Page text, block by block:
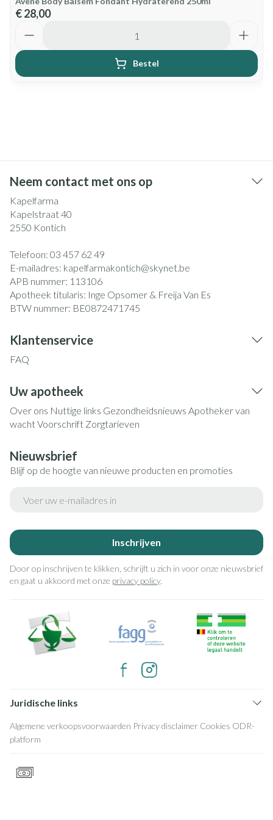
€ 28,00
Bestel
Neem contact met ons op
Kapelfarma
Kapelstraat 40
2550 Kontich
Telefoon: 03 457 62 49
E-mailadres: kapelfarmakontich@skynet.be
APB nummer: 113106
Apotheek titularis: Inge Opsomer & Freija Van Es
BTW nummer: BE0872471745
Klantenservice
FAQ
Uw apotheek
Over ons Nuttige links Gezondheidsnieuws Apotheker van
wachtVoorschrift Zorgtarieven
Nieuwsbrief
Blijf op de hoogte van nieuwe producten en promoties
Inschrijven
Door op inschrijven te klikken, schrijft u zich in voor onze nieuwsbrief
en gaat u akkoord met onze privacy policy.
Juridische links
Algemene verkoopsvoorwaarden Privacy disclaimer Cookies ODR-
platform